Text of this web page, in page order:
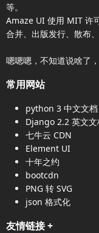
等。
Amaze UI 使用 MIT 许
合并、出版发行、散布
嗯嗯嗯，不知道说啥了
常用网站
python 3 中文文档
Django 2.2 英文文
七牛云 CDN
Element UI
十年之约
bootcdn
PNG 转 SVG
json 格式化
友情链接+